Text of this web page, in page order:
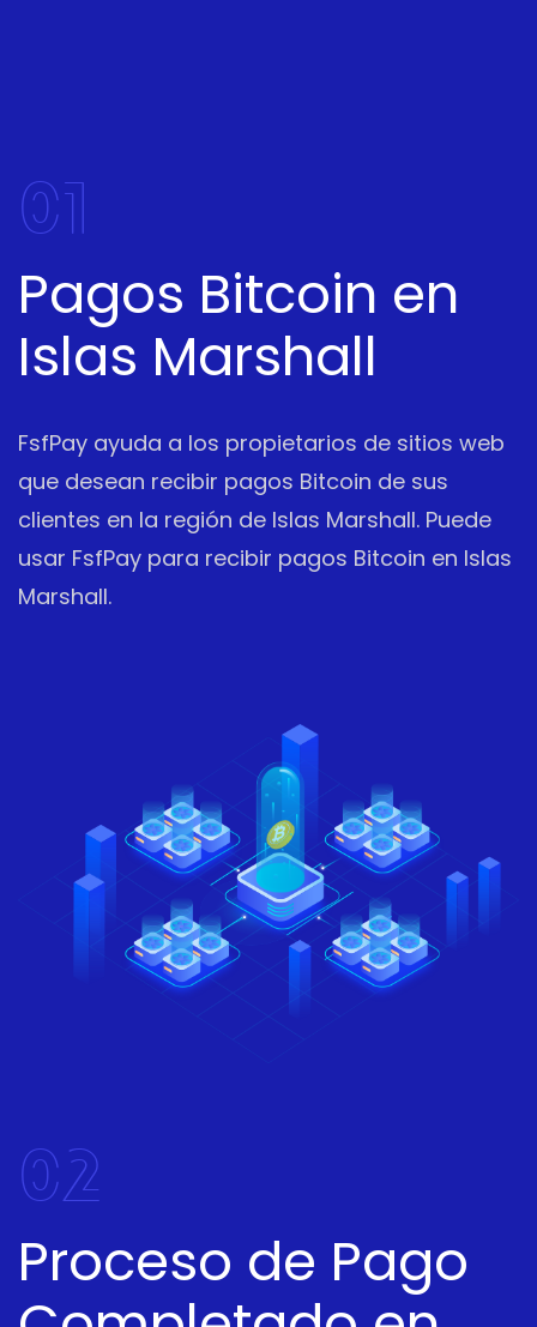
01
Pagos Bitcoin en
Islas Marshall
FsfPay ayuda a los propietarios de sitios web
que desean recibir pagos Bitcoin de sus
clientes en la región de Islas Marshall. Puede
usar FsfPay para recibir pagos Bitcoin en Islas
Marshall.
02
Proceso de Pago